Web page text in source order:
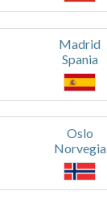
Madrid
Spania
Oslo
Norvegia